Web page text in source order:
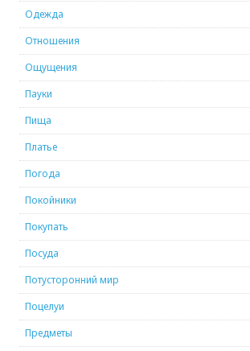
Одежда
Отношения
Ощущения
Пауки
Пища
Платье
Погода
Покойники
Покупать
Посуда
Потусторонний мир
Поцелуи
Предметы